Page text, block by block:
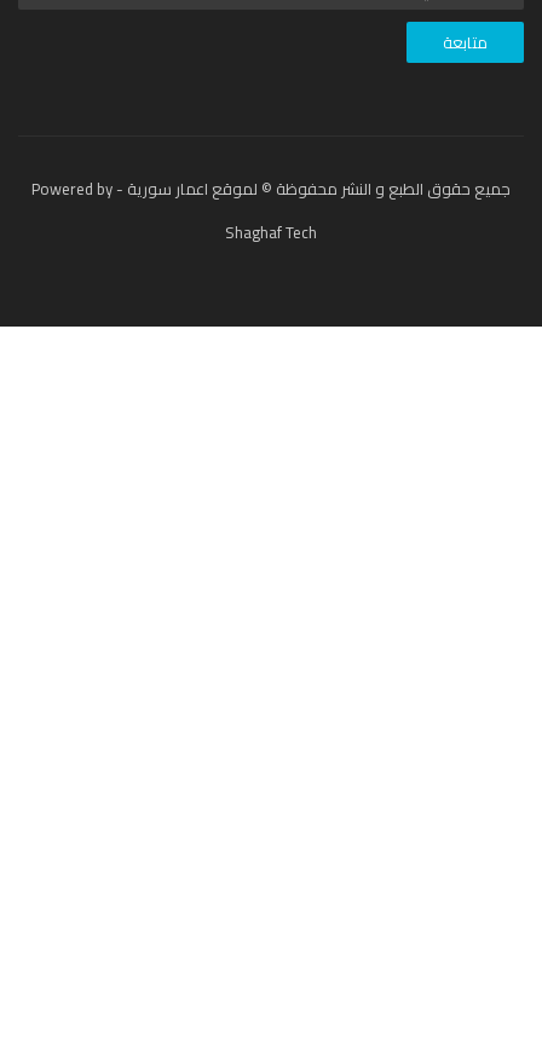
جميع حقوق الطبع و النشر محفوظة © لموقع اعمار سورية - Powered by
Shaghaf Tech